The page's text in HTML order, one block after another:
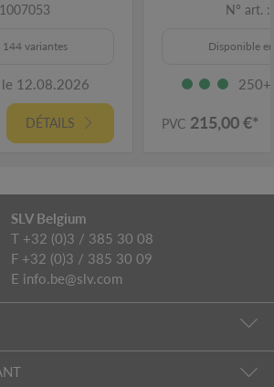
variantes
le 12.08.2026
DÉTAILS
N° art.
Disponible
250+
PVC 215,00 €*
SLV Belgium
T +32 (0)3 / 385 30 08
F +32 (0)3 / 385 30 09
E info.be@slv.com